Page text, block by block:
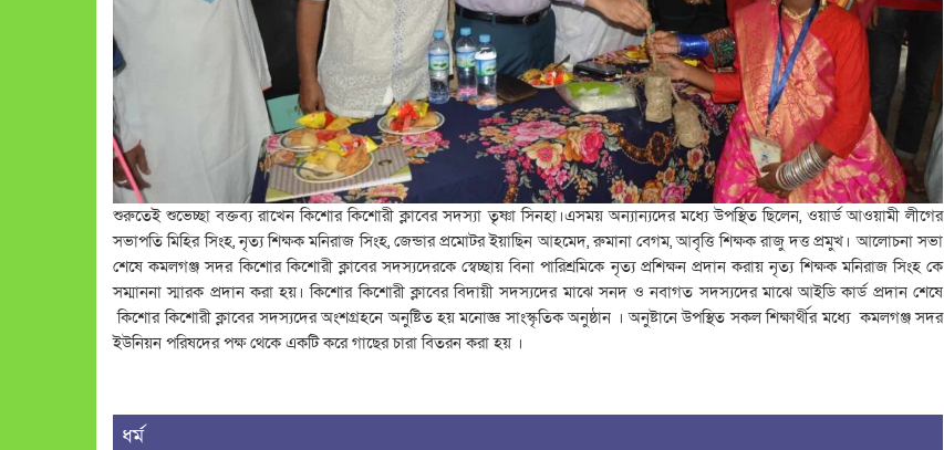
শুরুতেই শুভেচ্ছা বক্তব্য রাখেন কিশোর কিশোরী ক্লাবের সদস্যা তৃষ্ণা সিনহা।এসময় অন্যান্যদের মধ্যে উপস্থিত ছিলেন, ওয়ার্ড আওয়ামী লীগের
সভাপতি মিহির সিংহ, নৃত্য শিক্ষক মনিরাজ সিংহ, জেন্ডার প্রমোটর ইয়াছিন আহমেদ, রুমানা বেগম, আবৃত্তি শিক্ষক রাজু দত্ত প্রমুখ। আলোচনা সভা
শেষে কমলগঞ্জ সদর কিশোর কিশোরী ক্লাবের সদস্যদেরকে স্বেচ্ছায় বিনা পারিশ্রমিকে নৃত্য প্রশিক্ষন প্রদান করায় নৃত্য শিক্ষক মনিরাজ সিংহ কে
সম্মাননা স্মারক প্রদান করা হয়। কিশোর কিশোরী ক্লাবের বিদায়ী সদস্যদের মাঝে সনদ ও নবাগত সদস্যদের মাঝে আইডি কার্ড প্রদান শেষে
কিশোর কিশোরী ক্লাবের সদস্যদের অংশগ্রহনে অনুষ্টিত হয় মনোজ্ঞ সাংস্কৃতিক অনুষ্ঠান । অনুষ্টানে উপস্থিত সকল শিক্ষার্থীর মধ্যে কমলগঞ্জ সদর
ইউনিয়ন পরিষদের পক্ষ থেকে একটি করে গাছের চারা বিতরন করা হয় ।
ধর্ম